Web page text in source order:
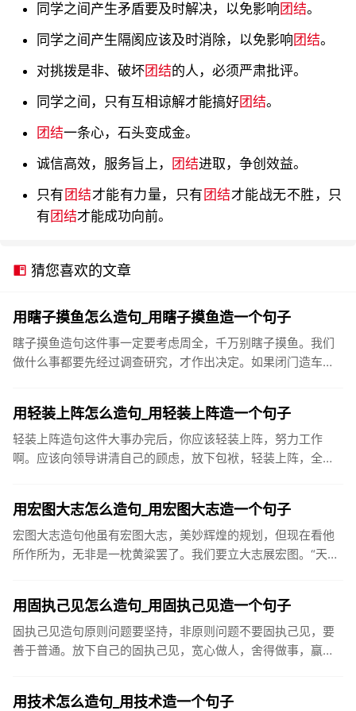
同学之间产生矛盾要及时解决，以免影响 团结。
同学之间产生隔阂应该及时消除，以免影响 团结。
对挑拨是非、破坏团结的人，必须严肃批评。
同学之间，只有互相谅解才能搞好团结。
团结一条心，石头变成金。
诚信高效，服务旨上，
团结进取，争创效益。
只有 团结才能有力量，只有 团结才能战无不胜，只
有 团结才能成功向前。
猜您喜欢的文章
用瞎子摸鱼怎么造句_用瞎子摸鱼造一个句子
瞎子摸鱼造句这件事一定要考虑周全，千万别瞎子摸鱼。我们
做什么事都要先经过调查研究，才作出决定。如果闭门造车，
用轻装上阵怎么造句_用轻装上阵造一个句子
轻装上阵造句这件大事办完后，你应该轻装上阵，努力工作
啊。应该向领导讲清自己的顾虑，放下包袱，轻装上阵，全身
用宏图大志怎么造句_用宏图大志造一个句子
宏图大志造句他虽有宏图大志，美妙辉煌的规划，但现在看他
所作所为，无非是一枕黄粱罢了。我们要立大志展宏图。“天益
用固执己见怎么造句_用固执己见造一个句子
固执己见造句原则问题要坚持，非原则问题不要固执己见，要
善于普通。放下自己的固执己见，宽心做人，舍得做事，赢的
用技术怎么造句_用技术造一个句子